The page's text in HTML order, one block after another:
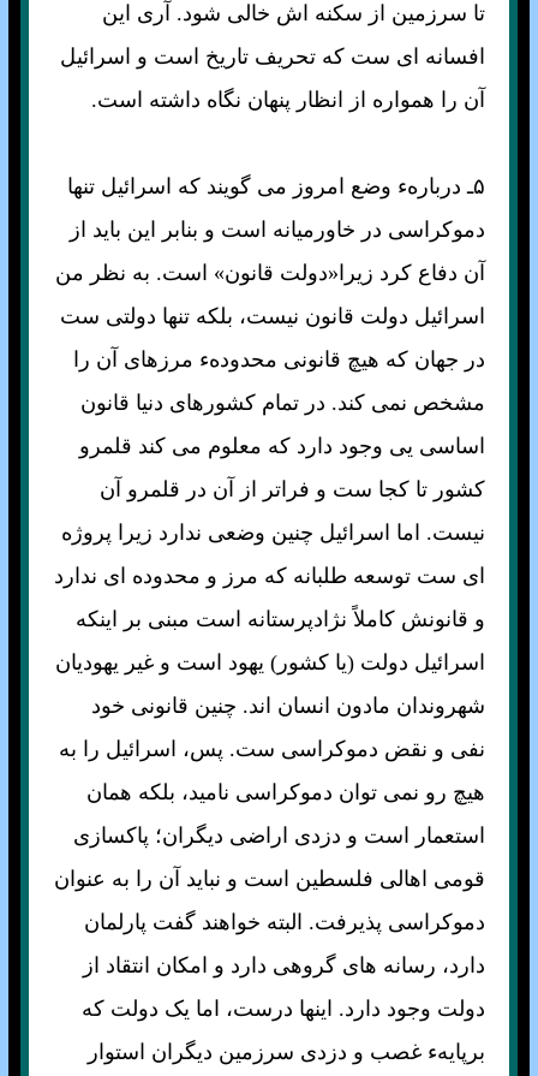
تا سرزمين از سکنه اش خالی شود. آری اين
افسانه ای ست که تحريف تاريخ است و اسرائيل
آن را همواره از انظار پنهان نگاه داشته است.
۵ـ دربارهء وضع امروز می گويند که اسرائيل تنها
دموکراسی در خاورميانه است و بنابر اين بايد از
آن دفاع کرد زيرا«دولت قانون» است. به نظر من
اسرائيل دولت قانون نيست، بلکه تنها دولتی ست
در جهان که هيچ قانونی محدودهء مرزهای آن را
مشخص نمی کند. در تمام کشورهای دنيا قانون
اساسی يی وجود دارد که معلوم می کند قلمرو
کشور تا کجا ست و فراتر از آن در قلمرو آن
نيست. اما اسرائيل چنين وضعی ندارد زيرا پروژه
ای ست توسعه طلبانه که مرز و محدوده ای ندارد
و قانونش کاملاً نژادپرستانه است مبنی بر اينکه
اسرائيل دولت (يا کشور) يهود است و غير يهوديان
شهروندان مادون انسان اند. چنين قانونی خود
نفی و نقض دموکراسی ست. پس، اسرائيل را به
هيچ رو نمی توان دموکراسی ناميد، بلکه همان
استعمار است و دزدی اراضی ديگران؛ پاکسازی
قومی اهالی فلسطين است و نبايد آن را به عنوان
دموکراسی پذيرفت. البته خواهند گفت پارلمان
دارد، رسانه های گروهی دارد و امکان انتقاد از
دولت وجود دارد. اينها درست، اما يک دولت که
برپايهء غصب و دزدی سرزمين ديگران استوار